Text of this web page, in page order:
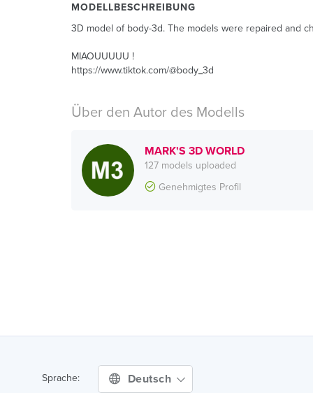
MODELLBESCHREIBUNG
3D model of body-3d. The models were repaired and
MIAOUUUUU !
https://www.tiktok.com/@body_3d
Über den Autor des Modells
MARK'S 3D WORLD
127 models uploaded
Genehmigtes Profil
Sprache: Deutsch